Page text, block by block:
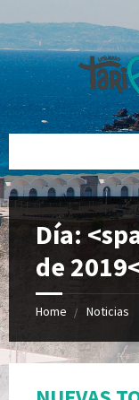
Día:
de
Home Noticias